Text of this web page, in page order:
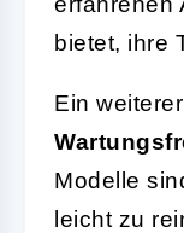
bietet, ihre
Ein
Modelle
leicht zu